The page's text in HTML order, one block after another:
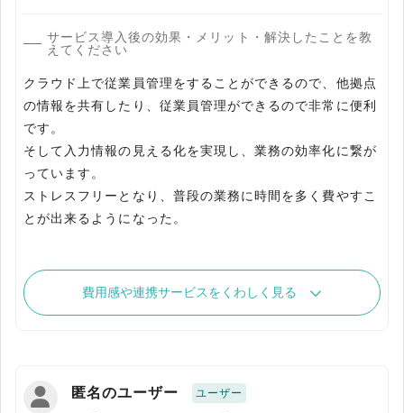
サービス導入後の効果・メリット・解決したことを教
えてください
クラウド上で従業員管理をすることができるので、他拠点
の情報を共有したり、従業員管理ができるので非常に便利
です。
そして入力情報の見える化を実現し、業務の効率化に繋が
っています。
ストレスフリーとなり、普段の業務に時間を多く費やすこ
とが出来るようになった。
費用感や連携サービスをくわしく見る
匿名のユーザー ユーザー